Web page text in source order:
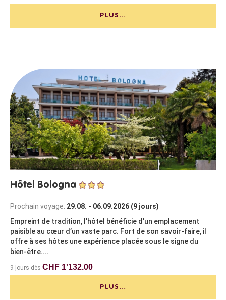
PLUS…
Hôtel Bologna
Prochain voyage: 29.08. - 06.09.2026 (9 jours)
Empreint de tradition, l’hôtel bénéficie d’un emplacement
paisible au cœur d’un vaste parc. Fort de son savoir-faire, il
offre à ses hôtes une expérience placée sous le signe du
bien-être....
9 jours dès CHF 1'132.00
PLUS…